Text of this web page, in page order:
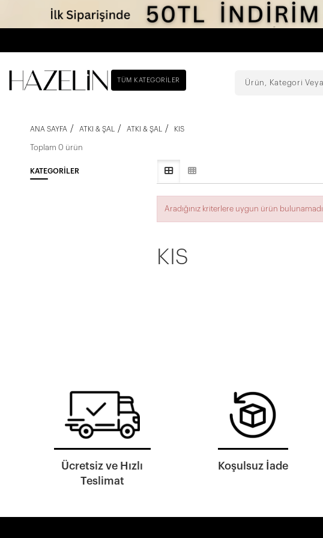
TÜM KATEGORILER
ANA SAYFA ATKI & ŞAL ATKI & ŞAL KIS
Toplam 0 ürün
KATEGORILER
Aradığınız kriterlere uygun ürün bulunamadı
KIS
Ücretsiz ve Hızlı
Teslimat
Koşulsuz İade